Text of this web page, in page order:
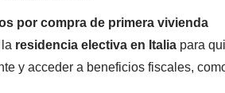
por compra de primera vivienda
residencia electiva en Italia para
y acceder a beneficios fiscales,